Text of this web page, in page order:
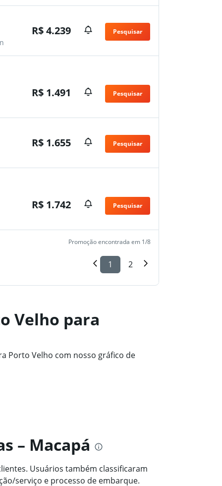
R$ 4.239 Pesquisar
R$ 1.491 Pesquisar
R$ 1.655 Pesquisar
R$ 1.742 Pesquisar
Promoção encontrada em 1/8
1 2
Velho para
Porto Velho com nosso gráfico de
– Macapá
Usuários também classificaram
serviço e processo de embarque.